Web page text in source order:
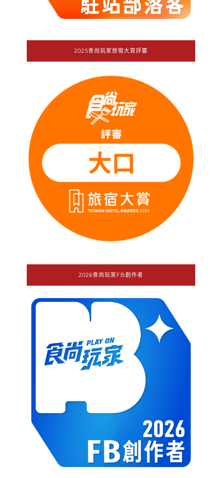
2025食尚玩家旅宿大賞評審
2026食尚玩家FB創作者